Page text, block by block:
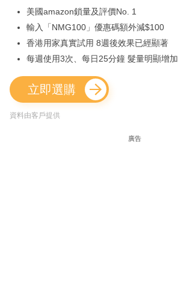
美國amazon鎖量及評價No. 1
輸入「NMG100」優惠碼額外減$100
香港用家真實試用 8週後效果已經顯著
每週使用3次、每日25分鐘 髮量明顯增加
立即選購
資料由客戶提供
廣告